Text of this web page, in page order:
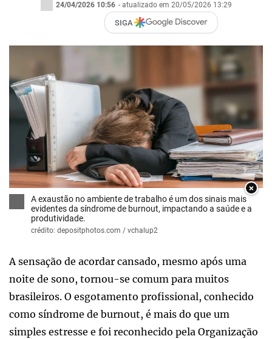
24/04/2026 10:56 - atualizado em 20/05/2026 13:29
SIGA
×
A exaustão no ambiente de trabalho é um dos sinais mais
evidentes da síndrome de burnout, impactando a saúde e a
produtividade.
crédito: depositphotos.com / vchalup2
A sensação de acordar cansado, mesmo após uma
noite de sono, tornou-se comum para muitos
brasileiros. O esgotamento profissional, conhecido
como síndrome de burnout, é mais do que um
simples estresse e foi reconhecido pela Organização